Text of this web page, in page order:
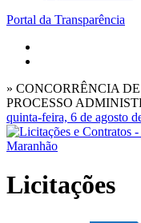
Portal da Transparência
» CONCORRÊNCIA
PROCESSO
quinta-feira, 6 de agosto
Licitações